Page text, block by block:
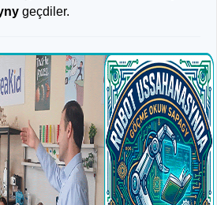
geçdiler.